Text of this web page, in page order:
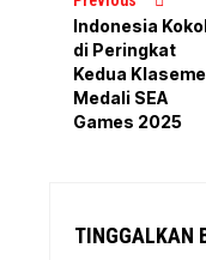
Indonesia
di Peringkat
Kedua
Medali SEA
Games 2025
TINGGALKAN